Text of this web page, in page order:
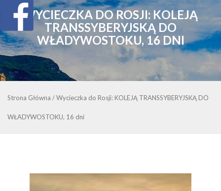
WYCIECZKA DO ROSJI: KOLEJĄ
TRANSSYBERYJSKĄ DO
WŁADYWOSTOKU, 16 DNI
Strona Główna /Wycieczka do Rosji: KOLEJĄ TRANSSYBERYJSKĄ DO
WŁADYWOSTOKU, 16 dni